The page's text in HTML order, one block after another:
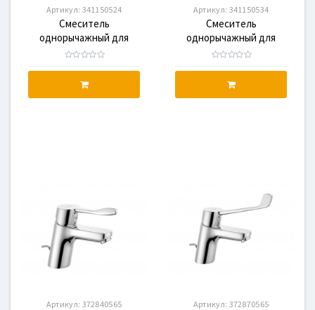
Артикул: 341150524
Смеситель
однорычажный для
раковины KLUDI MEDI
Артикул: 341150534
Смеситель
однорычажный для
раковины KLUDI MEDI
Артикул: 372840565 Артикул: 372870565